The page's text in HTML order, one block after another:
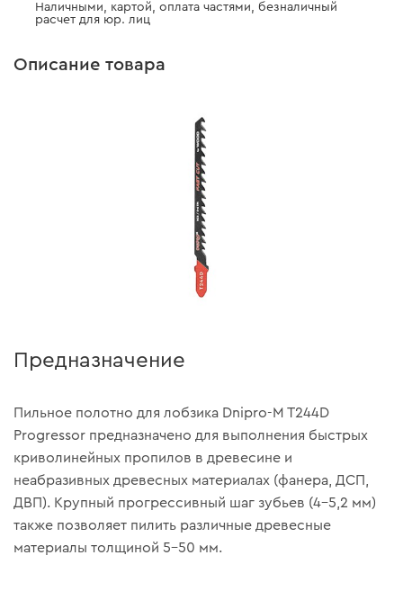
Наличными, картой, оплата частями, безналичный
расчет для юр. лиц
Описание товара
Предназначение
Пильное полотно для лобзика Dnipro-M T244D
Progressor предназначено для выполнения быстрых
криволинейных пропилов в древесине и
неабразивных древесных материалах (фанера, ДСП,
ДВП). Крупный прогрессивный шаг зубьев (4–5,2 мм)
также позволяет пилить различные древесные
материалы толщиной 5–50 мм.